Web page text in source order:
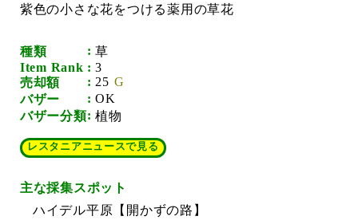
紫色の小さな花をつける薬用の草花
種類
草
Item Rank
3
売却額
25
バザー
OK
バザー分類
植物
レスタニアニュースで見る
主な採集スポット
ハイデル平原【開かずの路】